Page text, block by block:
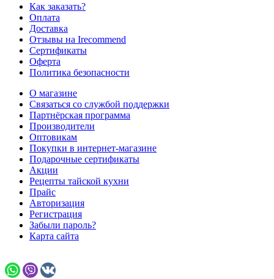
Как заказать?
Оплата
Доставка
Отзывы на Irecommend
Сертификаты
Оферта
Политика безопасности
О магазине
Связаться со службой поддержки
Партнёрская программа
Производители
Оптовикам
Покупки в интернет-магазине
Подарочные сертификаты
Акции
Рецепты тайской кухни
Прайс
Авторизация
Регистрация
Забыли пароль?
Карта сайта